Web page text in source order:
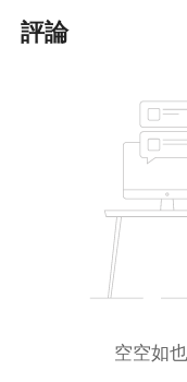
評論
空空如